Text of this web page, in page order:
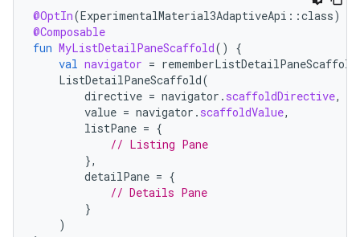
@OptIn(ExperimentalMaterial3AdaptiveApi ::class)
@Composable
fun MyListDetailPaneScaffold()
{
val navigator =
ListDetailPaneScaffold(
directive = navigator . scaffoldDirective,
value = navigator . scaffoldValue,
listPane = {
// Listing Pane
},
detailPane = {
// Details Pane
}
)